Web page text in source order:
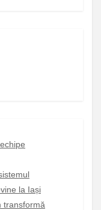
la Iași
transformă